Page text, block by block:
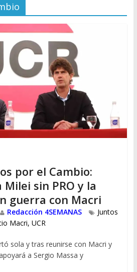
por el Cambio:
sin PRO y la
guerra con Macri
Redacción 4SEMANAS
Juntos
Macri, UCR
sola y tras reunirse con Macri y
a Sergio Massa y